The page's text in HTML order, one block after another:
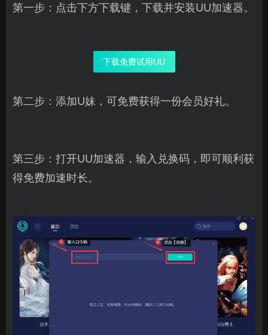
第一步：点击下方下载键，下载并安装UU加速器。
下载免费试用UU
第二步：添加U妹，可免费获得一份会员好礼。
第三步：打开UU加速器，输入兑换码，即可顺利获
得免费加速时长。